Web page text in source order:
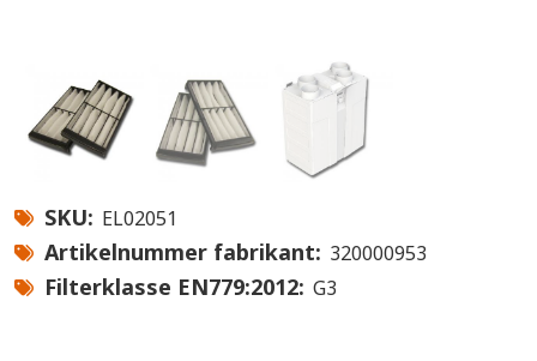
SKU EL02051
Artikelnummer fabrikant 320000953
Filterklasse EN779:2012 G3